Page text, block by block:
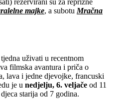
majke, a subotu Mračna
uživati u recentnom
filmska avantura i priča o
lava i jedne djevojke, francuski
je u nedjelju, 6. veljačeod 11
starija od 7 godina.